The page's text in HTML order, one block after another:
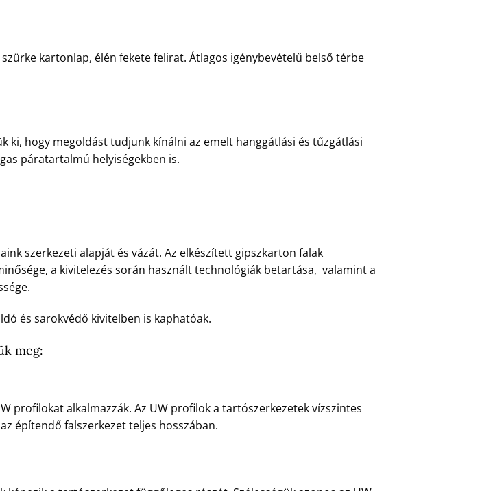
kartonlap, élén fekete felirat. Átlagos igénybevételű belső térbe
ki, hogy megoldást tudjunk kínálni az emelt hanggátlási és tűzgátlási
páratartalmú helyiségekben is.
szerkezeti alapját és vázát. Az elkészített gipszkarton falak
a kivitelezés során használt technológiák betartása, valamint a
és sarokvédő kivitelben is kaphatóak.
meg:
profilokat alkalmazzák. Az UW profilok a tartószerkezetek vízszintes
építendő falszerkezet teljes hosszában.